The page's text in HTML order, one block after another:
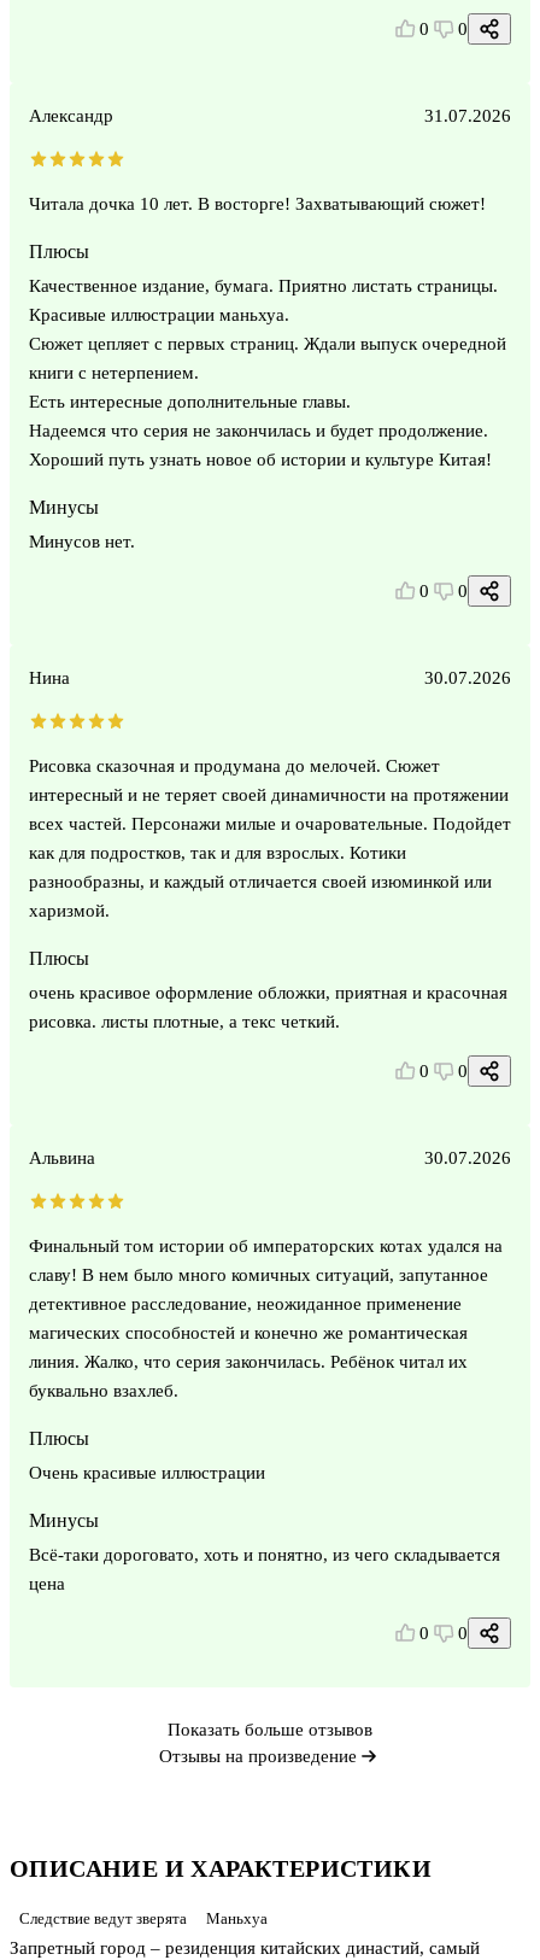
ОПИСАНИЕ И ХАРАКТЕРИСТИКИ
Следствие ведут зверята Маньхуа
Запретный город – резиденция китайских династий, самый
0 0
Александр 31.07.2026
Читала дочка 10 лет. В восторге! Захватывающий сюжет!
Плюсы
Качественное издание, бумага. Приятно листать страницы.
Красивые иллюстрации маньхуа.
Сюжет цепляет с первых страниц. Ждали выпуск очередной
книги с нетерпением.
Есть интересные дополнительные главы.
Надеемся что серия не закончилась и будет продолжение.
Хороший путь узнать новое об истории и культуре Китая!
Минусы
Минусов нет.
0 0
Нина 30.07.2026
Рисовка сказочная и продумана до мелочей. Сюжет
интересный и не теряет своей динамичности на протяжении
всех частей. Персонажи милые и очаровательные. Подойдет
как для подростков, так и для взрослых. Котики
разнообразны, и каждый отличается своей изюминкой или
харизмой.
Плюсы
очень красивое оформление обложки, приятная и красочная
рисовка. листы плотные, а текс четкий.
0 0
Альвина 30.07.2026
Финальный том истории об императорских котах удался на
славу! В нем было много комичных ситуаций, запутанное
детективное расследование, неожиданное применение
магических способностей и конечно же романтическая
линия. Жалко, что серия закончилась. Ребёнок читал их
буквально взахлеб.
Плюсы
Очень красивые иллюстрации
Минусы
Всё-таки дороговато, хоть и понятно, из чего складывается
цена
0 0
Показать больше отзывов
Отзывы на произведение